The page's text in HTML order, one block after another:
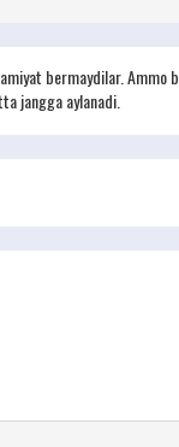
bermaydilar. Ammo
jangga aylanadi.